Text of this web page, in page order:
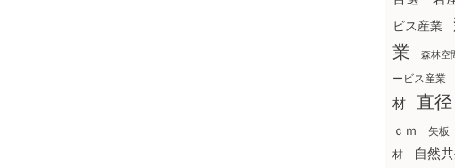
ビス産業
業
森林空
ービス産業
材
直径
ｃｍ
矢板
材
自然